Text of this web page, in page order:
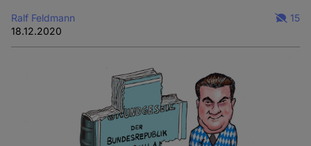
Ralf Feldmann
18.12.2020
15